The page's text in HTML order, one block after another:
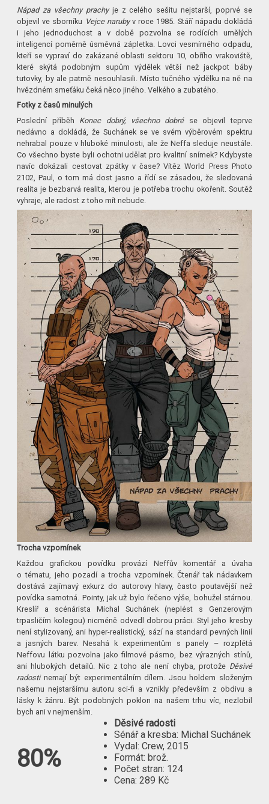
Nápad za všechny prachyje z celého sešitu nejstarší, poprvé se
objevil ve sborníku Vejce narubyv roce 1985. Stáří nápadu dokládá
i jeho jednoduchost a v době pozvolna se rodících umělých
inteligencí poměrně úsměvná zápletka. Lovci vesmírného odpadu,
kteří se vypraví do zakázané oblasti sektoru 10, obřího vrakoviště,
které skýtá podobným supům výdělek větší než jackpot báby
tutovky, by ale patrně nesouhlasili. Místo tučného výdělku na ně na
hvězdném smeťáku čeká něco jiného. Velkého a zubatého.
Fotky z časů minulých
Poslední příběh Konec dobrý, všechno dobrése objevil teprve
nedávno a dokládá, že Suchánek se ve svém výběrovém spektru
nehrabal pouze v hluboké minulosti, ale že Neffa sleduje neustále.
Co všechno byste byli ochotni udělat pro kvalitní snímek? Kdybyste
navíc dokázali cestovat zpátky v čase? Vítěz World Press Photo
2102, Paul, o tom má dost jasno a řídí se zásadou, že sledovaná
realita je bezbarvá realita, kterou je potřeba trochu okořenit. Soutěž
vyhraje, ale radost z toho mít nebude.
Trocha vzpomínek
Každou grafickou povídku provází Neffův komentář a úvaha
o tématu, jeho pozadí a trocha vzpomínek. Čtenář tak nádavkem
dostává zajímavý exkurz do autorovy hlavy, často poutavější než
povídka samotná. Pointy, jak už bylo řečeno výše, bohužel stárnou.
Kreslíř a scénárista Michal Suchánek (neplést s Genzerovým
trpasličím kolegou) nicméně odvedl dobrou práci. Styl jeho kresby
není stylizovaný, ani hyper-realistický, sází na standard pevných linií
a jasných barev. Nesahá k experimentům s panely – rozplétá
Neffovu látku pozvolna jako filmové pásmo, bez výrazných stínů,
ani hlubokých detailů. Nic z toho ale není chyba, protože Děsivé
radostinemají být experimentálním dílem. Jsou holdem složeným
našemu nejstaršímu autoru sci-fi a vznikly především z obdivu a
lásky k žánru. Být podobných poklon na našem trhu víc, nezlobil
bych ani v nejmenším.
80%
Děsivé radosti
Sénář a kresba: Michal Suchánek
Vydal: Crew, 2015
Formát: brož.
Počet stran: 124
Cena: 289 Kč